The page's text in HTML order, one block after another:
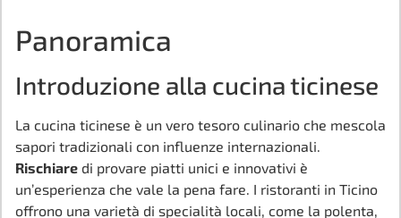
Panoramica
Introduzione alla cucina ticinese
La cucina ticinese è un vero tesoro culinario che mescola
sapori tradizionali con influenze internazionali.
Rischiare di provare piatti unici e innovativi è
un’esperienza che vale la pena fare. I ristoranti in Ticino
offrono una varietà di specialità locali, come la polenta,